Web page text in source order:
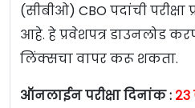
(सीबीओ) CBO पदांची
आहे. हे प्रवेशपत्र डाउनलोड
लिंक्सचा वापर करू शकता.
ऑनलाईन परीक्षा दिनांक : २३